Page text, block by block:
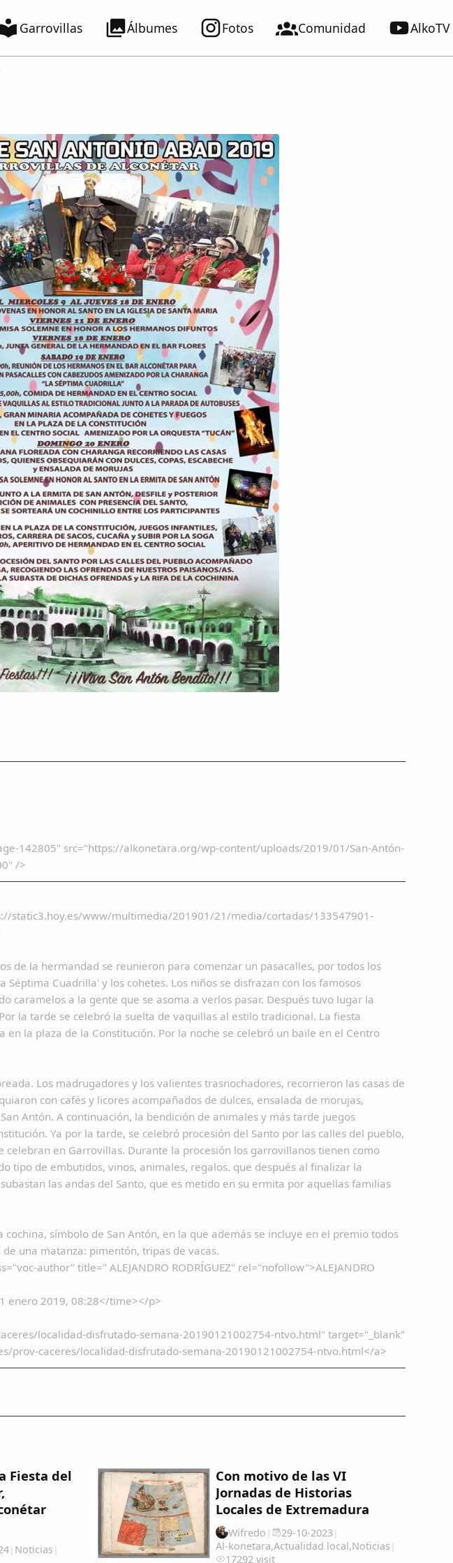
Garrovillas Álbumes Fotos Comunidad AlkoTV
142805" src="https://alkonetara.org/wp-content/uploads/2019/01/San-Antón-
/>
static3.hoy.es/www/multimedia/201901/21/media/cortadas/133547901-
de la hermandad se reunieron para comenzar un pasacalles, por todos los
Cuadrilla' y los cohetes. Los niños se disfrazan con los famosos
caramelos a la gente que se asoma a verlos pasar. Después tuvo lugar la
la tarde se celebró la suelta de vaquillas al estilo tradicional. La fiesta
la plaza de la Constitución. Por la noche se celebró un baile en el Centro
Los madrugadores y los valientes trasnochadores, recorrieron las casas de
con cafés y licores acompañados de dulces, ensalada de morujas,
Antón. A continuación, la bendición de animales y más tarde juegos
Ya por la tarde, se celebró procesión del Santo por las calles del pueblo,
celebran en Garrovillas. Durante la procesión los garrovillanos tienen como
tipo de embutidos, vinos, animales, regalos. que después al finalizar la
las andas del Santo, que es metido en su ermita por aquellas familias
símbolo de San Antón, en la que además se incluye en el premio todos
una matanza: pimentón, tripas de vacas.
author" title=" ALEJANDRO RODRÍGUEZ" rel="nofollow">ALEJANDRO
enero 2019, 08:28</time></p>
localidad-disfrutado-semana-20190121002754-ntvo.html" target="_blank"
prov-caceres/localidad-disfrutado-semana-20190121002754-ntvo.html</a>
Fiesta del
| Noticias |
Con motivo de las VI
Jornadas de Historias
Locales de Extremadura
Wifredo | 29-10-2023|
Al-konetara,Actualidad local,Noticias |
17292 visit